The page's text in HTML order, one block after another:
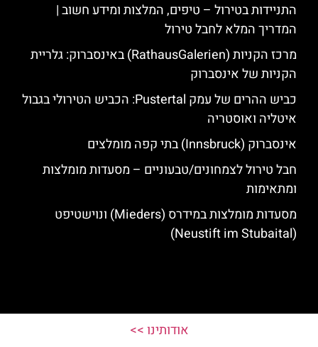
התניידות בטירול – טיפים, המלצות ומידע חשוב |
המדריך המלא לחבל טירול
מרכז הקניות (RathausGalerien) באינסברוק: גלריית
הקניות של אינסברוק
כביש ההרים של עמק Pustertal: הכביש הטירולי בגבול
איטליה ואוסטריה
אינסברוק (Innsbruck) בתי קפה מומלצים
חבל טירול לצמחונים/טבעוניים – מסעדות מומלצות
ומתאימות
מסעדות מומלצות במידרס (Mieders) ונוישטיפט
(Neustift im Stubaital)
אודותינו >>